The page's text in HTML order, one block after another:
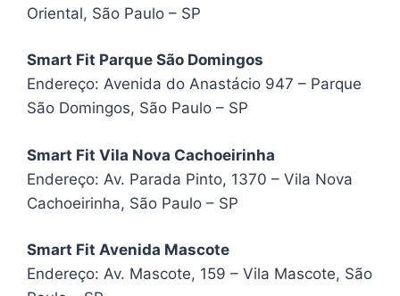
Oriental, São Paulo – SP
Smart Fit Parque São Domingos
Endereço: Avenida do Anastácio 947 – Parque
São Domingos, São Paulo – SP
Smart Fit Vila Nova Cachoeirinha
Endereço: Av. Parada Pinto, 1370 – Vila Nova
Cachoeirinha, São Paulo – SP
Smart Fit Avenida Mascote
Endereço: Av. Mascote, 159 – Vila Mascote, São